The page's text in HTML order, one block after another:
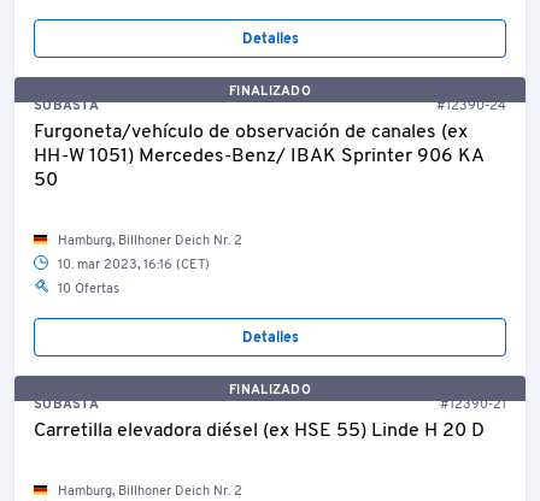
Detalles
FINALIZADO
SUBASTA
#12390-24
Furgoneta/vehículo de observación de canales (ex
HH-W 1051) Mercedes-Benz/ IBAK Sprinter 906 KA
50
Hamburg, Billhoner Deich Nr. 2
10. mar 2023, 16:16 (CET)
10 Ofertas
Detalles
FINALIZADO
SUBASTA
#12390-21
Carretilla elevadora diésel (ex HSE 55) Linde H 20 D
Hamburg, Billhoner Deich Nr. 2